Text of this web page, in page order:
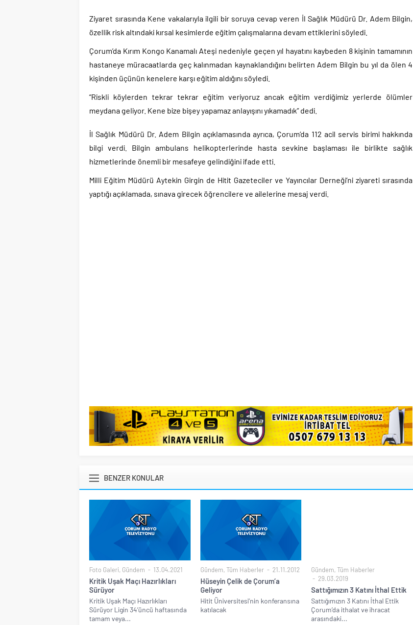
Ziyaret sırasında Kene vakalarıyla ilgili bir soruya cevap veren İl Sağlık Müdürü Dr. Adem Bilgin,
özellik risk altındaki kırsal kesimlerde eğitim çalışmalarına devam ettiklerini söyledi.
Çorum’da Kırım Kongo Kanamalı Ateşi nedeniyle geçen yıl hayatını kaybeden 8 kişinin tamamının
hastaneye müracaatlarda geç kalınmadan kaynaklandığını belirten Adem Bilgin bu yıl da ölen 4
kişinden üçünün kenelere karşı eğitim aldığını söyledi.
“Riskli köylerden tekrar tekrar eğitim veriyoruz ancak eğitim verdiğimiz yerlerde ölümler
meydana geliyor. Kene bize bişey yapamaz anlayışını yıkamadık” dedi.
İl Sağlık Müdürü Dr. Adem Bilgin açıklamasında ayrıca, Çorum’da 112 acil servis birimi hakkında
bilgi verdi. Bilgin ambulans helikopterlerinde hasta sevkine başlaması ile birlikte sağlık
hizmetlerinde önemli bir mesafeye gelindiğini ifade etti.
Milli Eğitim Müdürü Aytekin Girgin de Hitit Gazeteciler ve Yayıncılar Derneği’ni ziyareti sırasında
yaptığı açıklamada, sınava girecek öğrencilere ve ailelerine mesaj verdi.
BENZER KONULAR
Foto Galeri, Gündem 13.04.2021
Kritik Uşak Maçı Hazırlıkları
Sürüyor
Kritik Uşak Maçı Hazırlıkları
Sürüyor Ligin 34’üncü haftasında
tamam veya...
Gündem, Tüm Haberler 21.11.2012
Hüseyin Çelik de Çorum’a
Geliyor
Hitit Üniversitesi’nin konferansına
katılacak
Gündem,Tüm Haberler
29.03.2019
Sattığımızın 3 Katını İthal Ettik
Sattığımızın 3 Katını İthal Ettik
Çorum’da ithalat ve ihracat
arasındaki...